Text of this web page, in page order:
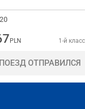
PLN 1-й
ПОЕЗД ОТПРАВИЛСЯ